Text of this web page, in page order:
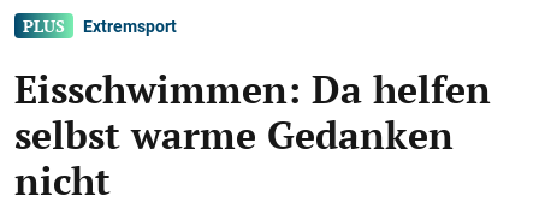
Extremsport
Eisschwimmen: Da helfen
selbst warme Gedanken
nicht